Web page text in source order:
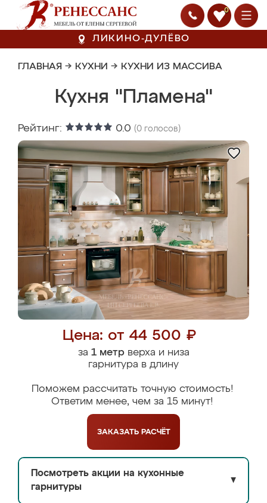
0
ЛИКИНО-ДУЛЁВО
ГЛАВНАЯ → КУХНИ → КУХНИ ИЗ МАССИВА
Кухня "Пламена"
Рейтинг: 0.0 (0 голосов)
Цена: от 44 500 ₽
за 1 метрверха и низа
гарнитура в длину
Поможем рассчитать точную стоимость!
Ответим менее, чем за 15 минут!
ЗАКАЗАТЬ РАСЧЁТ
Посмотреть акции на кухонные
гарнитуры
▼